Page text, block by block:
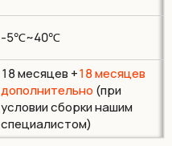
-5℃~40℃
18 месяцев +18 месяцев
дополнительно (при
условии сборки нашим
специалистом)